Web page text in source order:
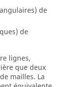
de
de
lignes,
que deux
mailles. La